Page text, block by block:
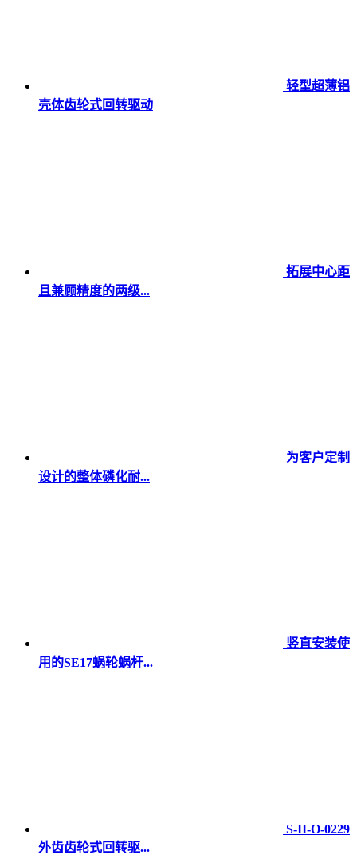
轻型超薄铝
壳体齿轮式回转驱动
拓展中心距
且兼顾精度的两级...
为客户定制
设计的整体磷化耐...
竖直安装使
用的SE17蜗轮蜗杆...
S-II-O-0229
外齿齿轮式回转驱...